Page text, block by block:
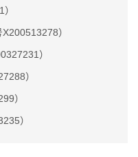
）
）
）
）
）